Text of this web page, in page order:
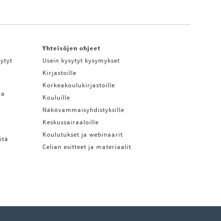
Yhteisöjen ohjeet
Usein kysytyt kysymykset
Kirjastoille
Korkeakoulukirjastoille
Kouluille
Näkövammaisyhdistyksille
Keskussairaaloille
Koulutukset ja webinaarit
Celian esitteet ja materiaalit